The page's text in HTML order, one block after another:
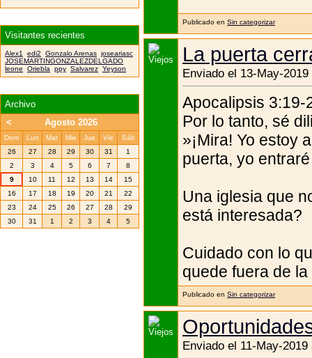
Publicado en Sin categorizar
La puerta
Enviado el 13-May-
Apocalipsis 3:19-
Por lo tanto, sé
»¡Mira! Yo estoy
puerta, yo
Una iglesia que
está interesada?
Cuidado con lo
quede fuera de la
Publicado en Sin categorizar
Enviado el 11-May-
Visitantes recientes
Alex1 edi2 Gonzalo Arenas joseariasc
JOSEMARTINGONZALEZDELGADO
leone
Oriebla ppy Salvarez Yeyson
Archivo
<
Agosto 2026
Dom Lun Mar Mie Jue Vie
Sáb
26
27 28 29 30 31
1
2
3 4 5 6 7
8
9
10 11 12 13 14
15
16
17 18 19 20 21
22
23
24 25 26 27 28
29
30
31 1 2 3 4 5